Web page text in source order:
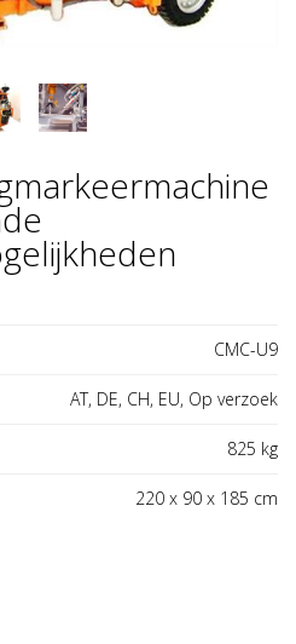
CMC-U9
AT, DE, CH, EU, Op verzoek
825 kg
220 x 90 x 185 cm